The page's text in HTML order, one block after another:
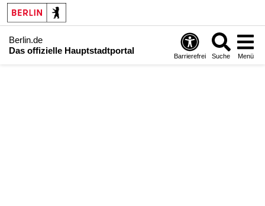
Berlin.de
Das offizielle Hauptstadtportal
Barrierefrei Suche Menü